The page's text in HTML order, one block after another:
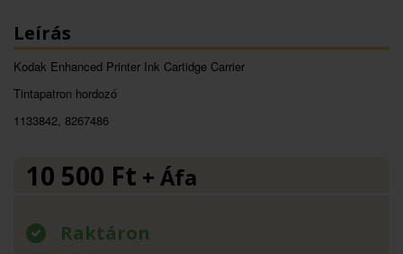
Leírás
Kodak Enhanced Printer Ink Cartidge Carrier
Tintapatron hordozó
1133842, 8267486
10 500 Ft + Áfa
Raktáron